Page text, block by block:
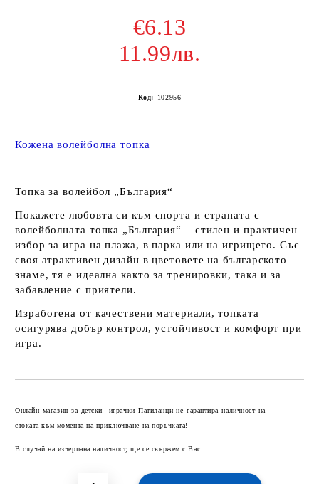
€6.13
11.99лв.
Код: 102956
Кожена волейболна топка
Топка за волейбол „България“
Покажете любовта си към спорта и страната с
волейболната топка „България“ – стилен и практичен
избор за игра на плажа, в парка или на игрището. Със
своя атрактивен дизайн в цветовете на българското
знаме, тя е идеална както за тренировки, така и за
забавление с приятели.
Изработена от качествени материали, топката
осигурява добър контрол, устойчивост и комфорт при
игра.
Онлайн магазин за детски играчки Патиланци не гарантира наличност на
стоката към момента на приключване на поръчката!
В случай на изчерпана наличност, ще се свържем с Вас.